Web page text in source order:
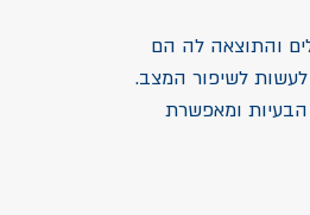
והתוצאה לה הם
לעשות לשיפור המצב.
ומאפשרת